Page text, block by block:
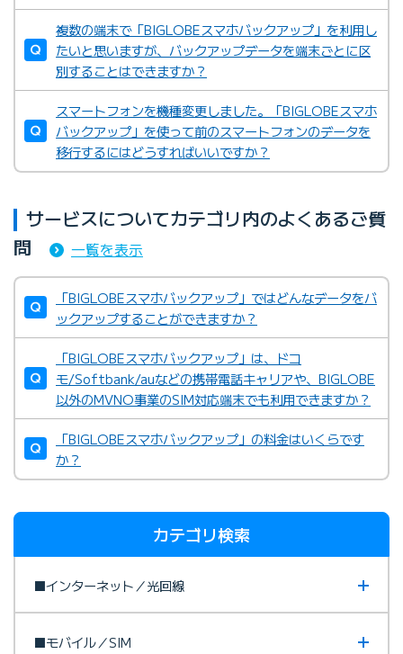
複数の端末で「BIGLOBEスマホバックアップ」を利用し
たいと思いますが、バックアップデータを端末ごとに区
別することはできますか？
スマートフォンを機種変更しました。「BIGLOBEスマホ
バックアップ」を使って前のスマートフォンのデータを
移行するにはどうすればいいですか？
サービスについてカテゴリ内のよくあるご質
問
一覧を表示
「BIGLOBEスマホバックアップ」ではどんなデータをバ
ックアップすることができますか？
「BIGLOBEスマホバックアップ」は、ドコ
モ/Softbank/auなどの携帯電話キャリアや、BIGLOBE
以外のMVNO事業のSIM対応端末でも利用できますか？
「BIGLOBEスマホバックアップ」の料金はいくらです
か？
カテゴリ検索
■インターネット／光回線
■モバイル／SIM